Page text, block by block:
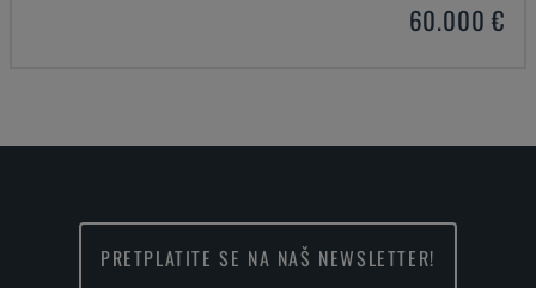
60.000 €
PRETPLATITE SE NA NAŠ NEWSLETTER!